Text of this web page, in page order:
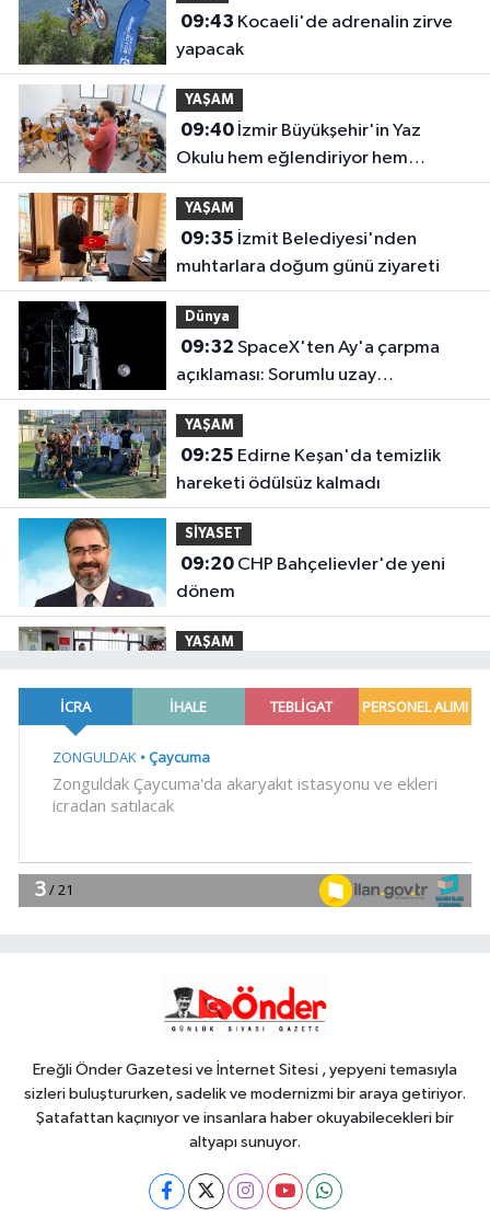
09:43
yapacak
YAŞAM
09:40İzmir Büyükşehir'in Yaz
Okulu hem eğlendiriyor hem
öğretiyor
YAŞAM
09:35
muhtarlara doğum günü ziyareti
Dünya
09:32
açıklaması: Sorumlu uzay
operasyonları için çalışıyoruz
YAŞAM
09:25
hareketi ödülsüz kalmadı
SİYASET
09:20CHP Bahçelievler'de yeni
dönem
YAŞAM
hastalarına umut
09:15Kayseri Büyükşehir'de
09:05 Ormanya'nın Atlas'ı yaban
hayatına ışık tutacak
Ereğli Önder Gazetesi ve İnternet Sitesi , yepyeni temasıyla
sizleri buluştururken, sadelik ve modernizmi bir araya getiriyor.
Şatafattan kaçınıyor ve insanlara haber okuyabilecekleri bir
altyapı sunuyor.